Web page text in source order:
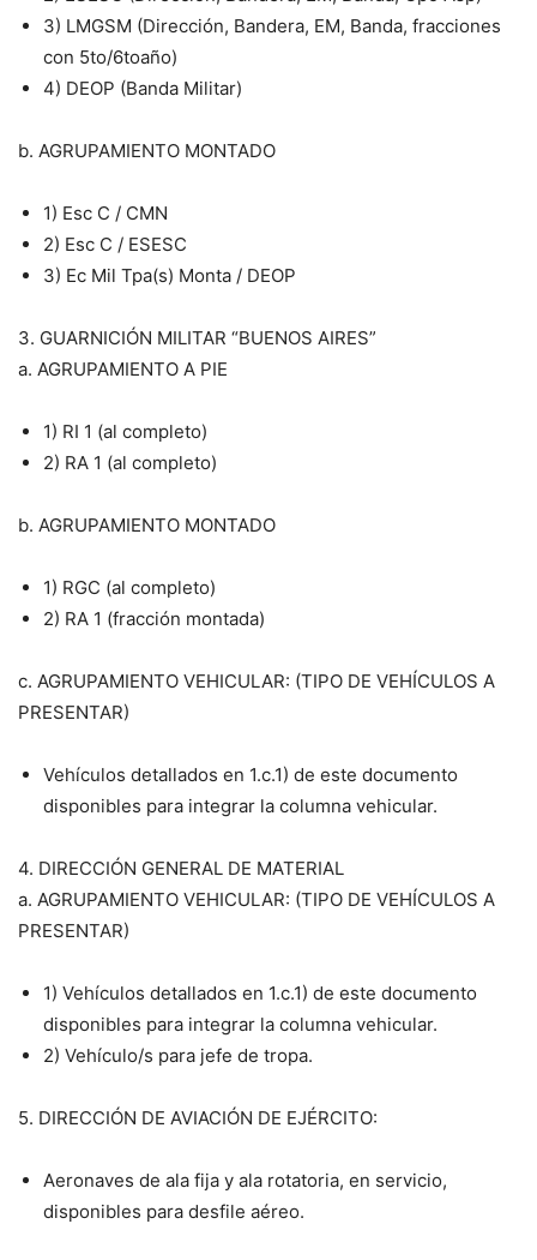
3) LMGSM (Dirección, Bandera, EM, Banda, fracciones
con 5to/6toaño)
4) DEOP (Banda Militar)
b. AGRUPAMIENTO MONTADO
1) Esc C / CMN
2) Esc C / ESESC
3) Ec Mil Tpa(s) Monta / DEOP
3. GUARNICIÓN MILITAR “BUENOS AIRES”
a. AGRUPAMIENTO A PIE
1) RI 1 (al completo)
2) RA 1 (al completo)
b. AGRUPAMIENTO MONTADO
1) RGC (al completo)
2) RA 1 (fracción montada)
c. AGRUPAMIENTO VEHICULAR: (TIPO DE VEHÍCULOS A
PRESENTAR)
Vehículos detallados en 1.c.1) de este documento
disponibles para integrar la columna vehicular.
4. DIRECCIÓN GENERAL DE MATERIAL
a. AGRUPAMIENTO VEHICULAR: (TIPO DE VEHÍCULOS A
PRESENTAR)
1) Vehículos detallados en 1.c.1) de este documento
disponibles para integrar la columna vehicular.
2) Vehículo/s para jefe de tropa.
5. DIRECCIÓN DE AVIACIÓN DE EJÉRCITO:
Aeronaves de ala fija y ala rotatoria, en servicio,
disponibles para desfile aéreo.